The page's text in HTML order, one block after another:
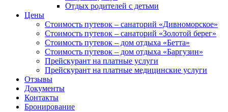
Отдых родителей с детьми
Цены
Стоимость путевок – санаторий «Дивноморское»
Стоимость путевок – санаторий «Золотой берег»
Стоимость путевок – дом отдыха «Бетта»
Стоимость путевок – дом отдыха «Баргузин»
Прейскурант на платные услуги
Прейскурант на платные медицинские услуги
Отзывы
Документы
Контакты
Бронирование